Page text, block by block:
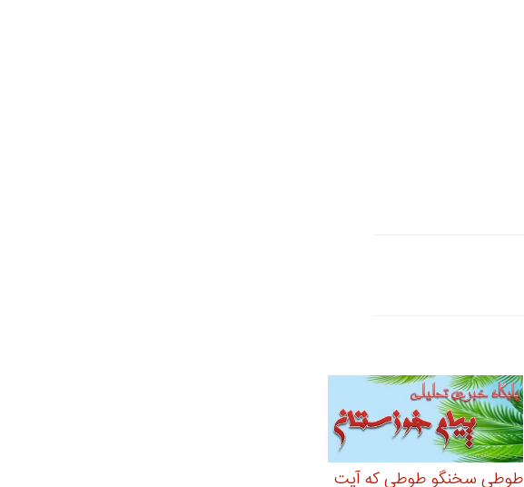
طوطی سخنگو طوطی که آیت